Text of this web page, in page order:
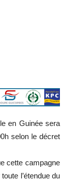
en Guinée sera
selon le décret
cette campagne
l’étendue du